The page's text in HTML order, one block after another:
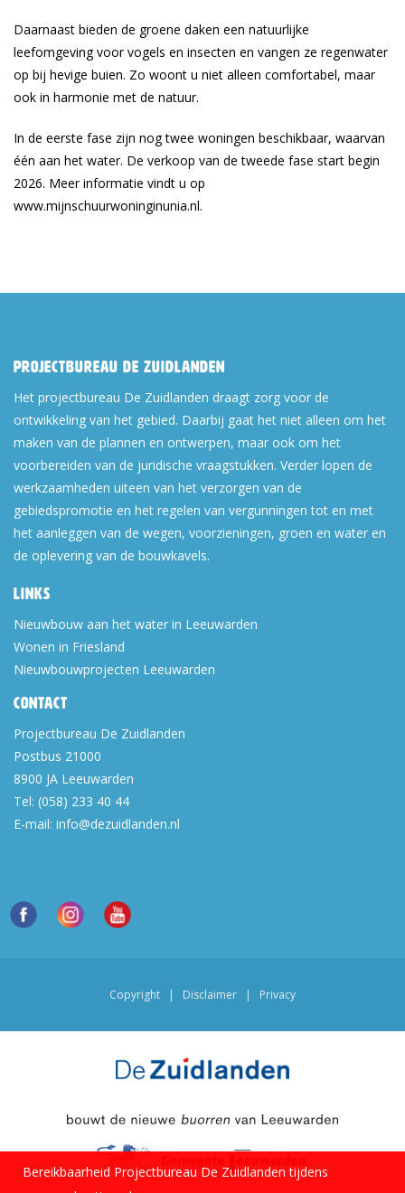
Daarnaast bieden de groene daken een natuurlijke
leefomgeving voor vogels en insecten en vangen ze regenwater
op bij hevige buien. Zo woont u niet alleen comfortabel, maar
ook in harmonie met de natuur.
In de eerste fase zijn nog twee woningen beschikbaar, waarvan
één aan het water. De verkoop van de tweede fase start begin
2026. Meer informatie vindt u op
www.mijnschuurwoninginunia.nl.
Projectbureau De Zuidlanden
Het projectbureau De Zuidlanden draagt zorg voor de
ontwikkeling van het gebied. Daarbij gaat het niet alleen om het
maken van de plannen en ontwerpen, maar ook om het
voorbereiden van de juridische vraagstukken. Verder lopen de
werkzaamheden uiteen van het verzorgen van de
gebiedspromotie en het regelen van vergunningen tot en met
het aanleggen van de wegen, voorzieningen, groen en water en
de oplevering van de bouwkavels.
Links
Nieuwbouw aan het water in Leeuwarden
Wonen in Friesland
Nieuwbouwprojecten Leeuwarden
Contact
Projectbureau De Zuidlanden
Postbus 21000
8900 JA Leeuwarden
Tel: (058) 233 40 44
E-mail: info@dezuidlanden.nl
Copyright | Disclaimer | Privacy
Bereikbaarheid Projectbureau De Zuidlanden tijdens